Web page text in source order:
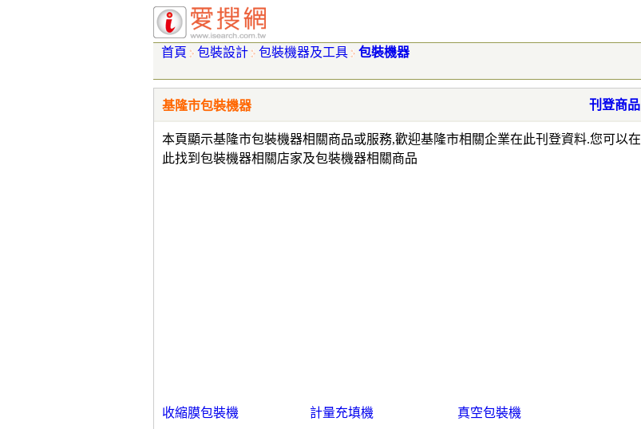
首頁 包裝設計 包裝機器及工具 包裝機器
基隆市包裝機器
本頁顯示基隆市包裝機器相關商品或服務,歡迎基隆市相關企業在此刊登資料.您可以在
此找到包裝機器相關店家及包裝機器相關商品
刊登商品
收縮膜包裝機 計量充填機 真空包裝機